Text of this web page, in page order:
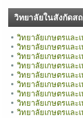
วิทยาลัยในสังกัดส
วิทยาลัยเกษตรและ
วิทยาลัยเกษตรและ
วิทยาลัยเกษตรและ
วิทยาลัยเกษตรและ
วิทยาลัยเกษตรและ
วิทยาลัยเกษตรและ
วิทยาลัยเกษตรและ
วิทยาลัยเกษตรและ
วิทยาลัยเกษตรและ